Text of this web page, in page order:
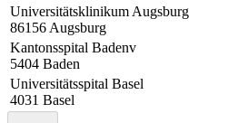
Universitätsklinikum Augsburg
86156 Augsburg
Kantonsspital Badenv
5404 Baden
Universitätsspital Basel
4031 Basel